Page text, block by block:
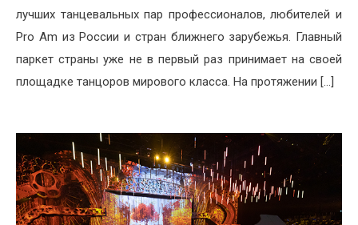
лучших танцевальных пар профессионалов, любителей и
Pro Am из России и стран ближнего зарубежья. Главный
паркет страны уже не в первый раз принимает на своей
площадке танцоров мирового класса. На протяжении […]